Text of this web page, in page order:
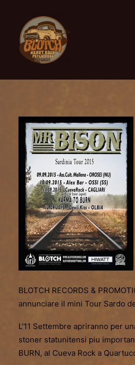
FIND US
FESTIVALS
COLLABORATIONS
CONTACT US
BLOTCH RECORDS &
annunciare il mini Tour Sardo
L’11 Settembre apriranno per
stoner statunitensi piu
BURN, al Cueva Rock a